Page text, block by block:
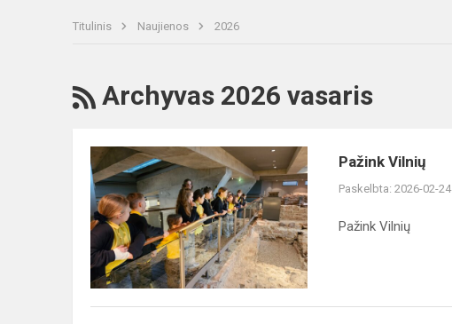
Titulinis Naujienos 2026
RSS
Archyvas 2026 vasaris
Pažink
Vilnių
Pažink Vilnių
Paskelbta: 2026-02-24
Pažink Vilnių